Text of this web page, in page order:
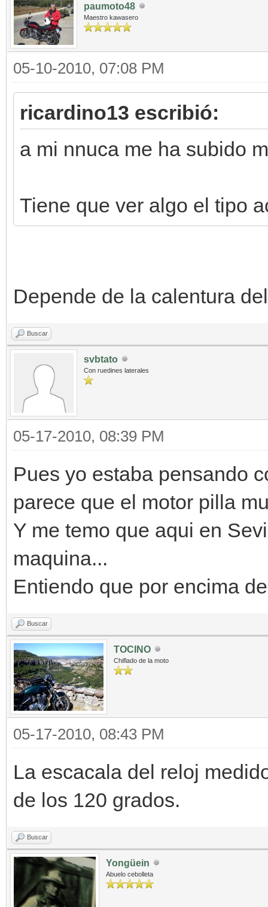
paumoto48
Maestro kawasero
05-10-2010, 07:08 PM
ricardino13 escribió:
a mi nnuca me ha subido
Tiene que ver algo el tipo
Depende de la calentura
Buscar
svbtato
Con ruedines laterales
05-17-2010, 08:39 PM
Pues yo estaba pensando
parece que el motor pilla
Y me temo que aqui en
maquina...
Entiendo que por encima
Buscar
TOCINO
Chiflado de la moto
05-17-2010, 08:43 PM
La escacala del reloj
de los 120 grados.
Buscar
Yongüein
Abuelo cebolleta